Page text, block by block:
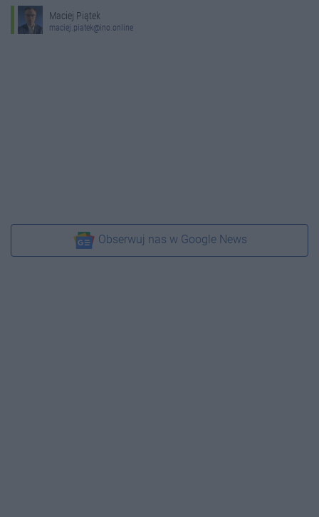
Maciej Piątek
maciej.piatek@ino.online
Obserwuj nas w Google News